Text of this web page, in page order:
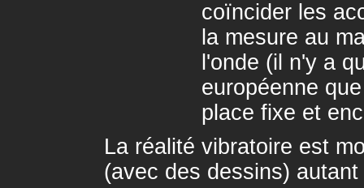
coïncider les
la mesure au
l'onde (il n'y a
européenne
place fixe et
La réalité vibratoire est
(avec des dessins)